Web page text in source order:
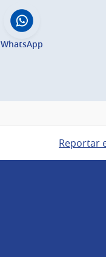
WhatsApp
Reportar